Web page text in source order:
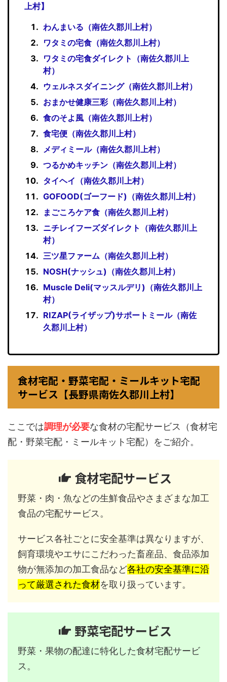
上村】
わんまいる（南佐久郡川上村）
ワタミの宅食（南佐久郡川上村）
ワタミの宅食ダイレクト（南佐久郡川上
村）
ウェルネスダイニング（南佐久郡川上村）
おまかせ健康三彩（南佐久郡川上村）
食のそよ風（南佐久郡川上村）
食宅便（南佐久郡川上村）
メディミール（南佐久郡川上村）
つるかめキッチン（南佐久郡川上村）
タイヘイ（南佐久郡川上村）
GOFOOD(ゴーフード)（南佐久郡川上村）
まごころケア食（南佐久郡川上村）
ニチレイフーズダイレクト（南佐久郡川上
村）
三ツ星ファーム（南佐久郡川上村）
NOSH(ナッシュ)（南佐久郡川上村）
Muscle Deli(マッスルデリ)（南佐久郡川上
村）
RIZAP(ライザップ)サポートミール（南佐
久郡川上村）
食材宅配・野菜宅配・ミールキット宅配
サービス【長野県南佐久郡川上村】
ここでは調理が必要な食材の宅配サービス（食材宅
配・野菜宅配・ミールキット宅配）をご紹介。
食材宅配サービス
野菜・肉・魚などの生鮮食品やさまざまな加工
食品の宅配サービス。
サービス各社ごとに安全基準は異なりますが、
飼育環境やエサにこだわった畜産品、食品添加
物が無添加の加工食品など各社の安全基準に沿
って厳選された食材を取り扱っています。
野菜宅配サービス
野菜・果物の配達に特化した食材宅配サービ
ス。